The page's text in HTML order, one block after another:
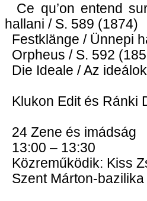
Ce qu’on entend
hallani / S. 589 (1874)
Festklänge / Ünnepi
Orpheus / S. 592
Die Ideale / Az
Klukon Edit és Ránki
24 Zene és imádság
13:00 – 13:30
Közreműködik: Kiss
Szent Márton-bazilika